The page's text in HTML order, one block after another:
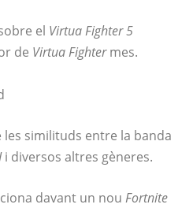
el Virtua Fighter 5
de Virtua Fightermes.
les similituds entre la banda
i diversos altres gèneres.
davant un nou Fortnite